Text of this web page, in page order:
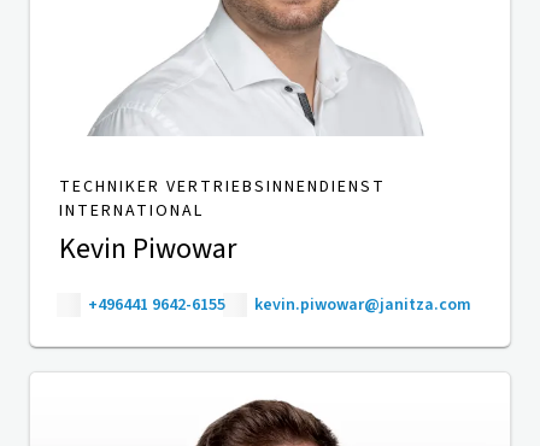
TECHNIKER VERTRIEBSINNENDIENST
INTERNATIONAL
Kevin Piwowar
+496441 9642-6155 kevin.piwowar@janitza.com